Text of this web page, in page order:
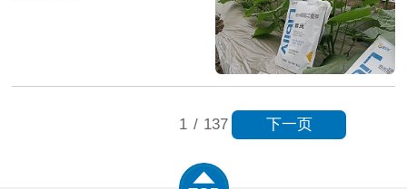
1 / 137 下一页